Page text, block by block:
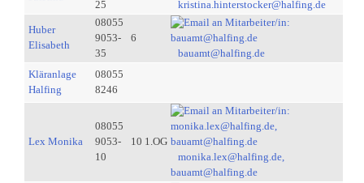
25
kristina.hinterstocker@halfing.de
Huber
Elisabeth
08055
9053-
35
6
bauamt@halfing.de
Kläranlage
Halfing
08055
8246
Lex Monika
08055
9053-
10
10 1.OG
monika.lex@halfing.de,
bauamt@halfing.de